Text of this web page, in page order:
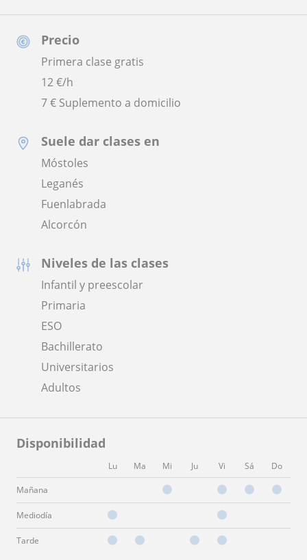
Precio
Primera clase gratis
12€/h
7 € Suplemento a domicilio
Suele dar clases en
Móstoles
Leganés
Fuenlabrada
Alcorcón
Niveles de las clases
Infantil y preescolar
Primaria
ESO
Bachillerato
Universitarios
Adultos
Disponibilidad
Lu Ma Mi Ju Vi Sá Do
Mañana
Mediodía
Tarde